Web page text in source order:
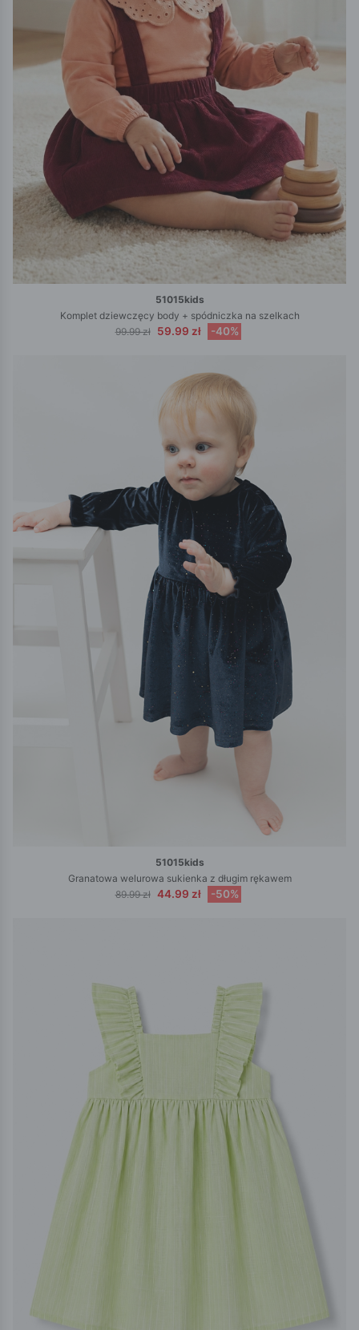
51015kids
Komplet dziewczęcy body + spódniczka na szelkach
99.99 zł
59.99 zł -40%
51015kids
Granatowa welurowa sukienka z długim rękawem
89.99 zł 44.99 zł -50%